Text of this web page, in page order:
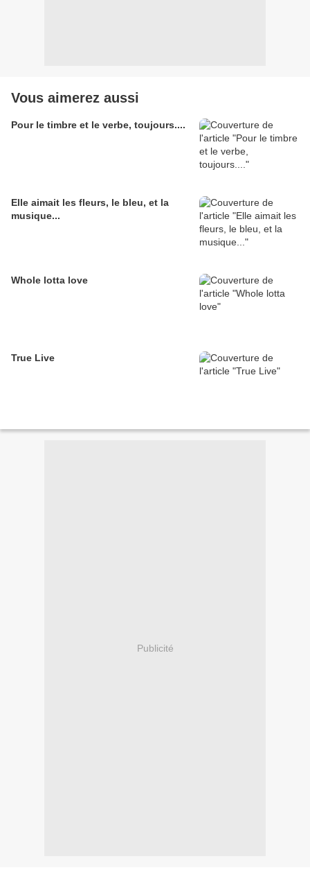
Vous aimerez aussi
Pour le timbre et le verbe, toujours....
Elle aimait les fleurs, le bleu, et la
musique...
Whole lotta love
True Live
Publicité